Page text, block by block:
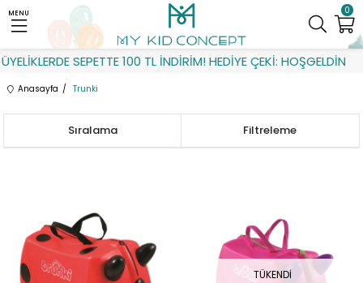
SEPETTE 100 TL İNDİRİM! HEDİYE ÇEKİ: HOŞGELDİN
0
MENU
Anasayfa Trunki
Filtreleme
Sıralama
TÜKENDI